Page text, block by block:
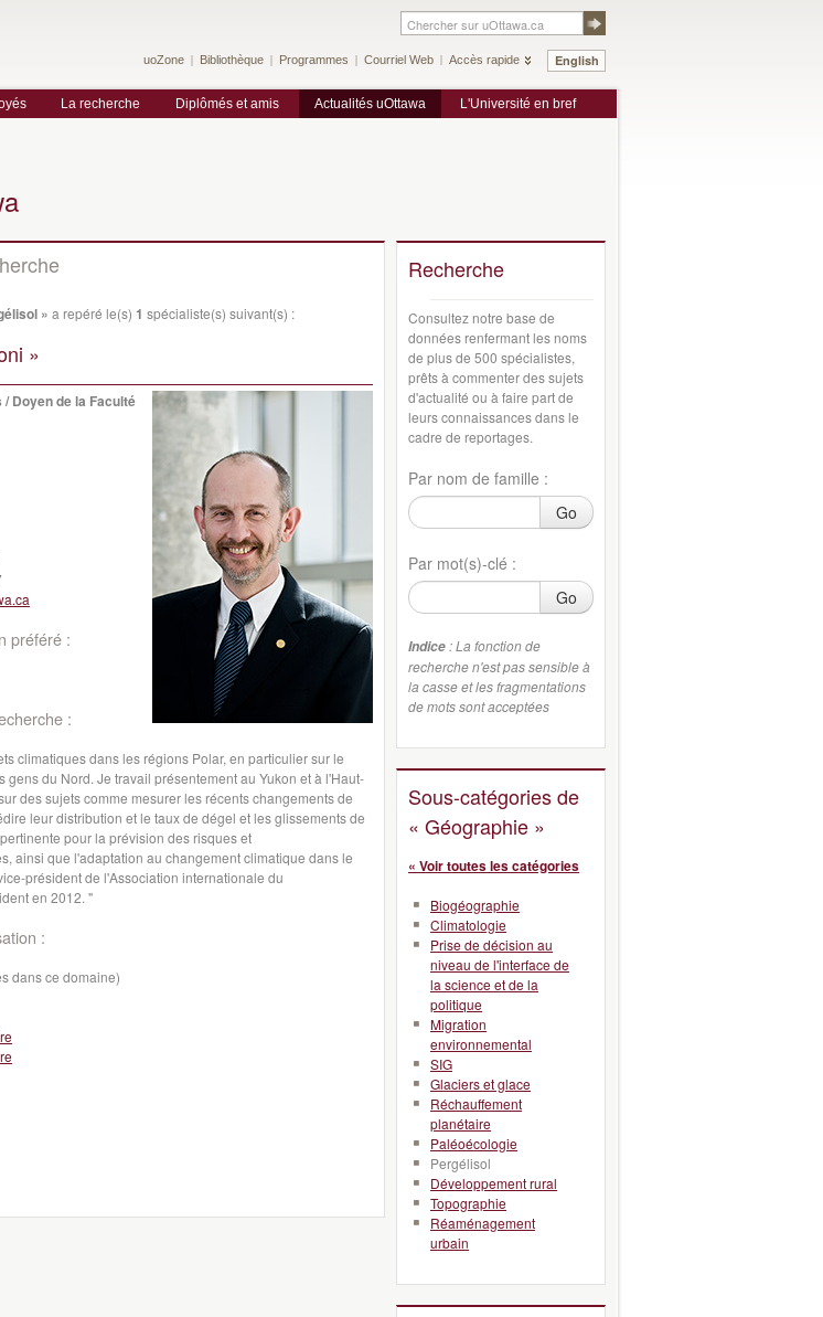
English
uoZone Bibliothèque Programmes Courriel Web Accès rapide
La recherche Diplômés et amis Actualités uOttawa L'Université en bref
» a repéré le(s) 1 spécialiste(s) suivant(s) :
»
Doyen de la Faculté
préféré :
:
climatiques dans les régions Polar, en particuliersur le
gens du Nord. Je travail présentement au Yukon et à l'Haut-
des sujets comme mesurer les récents changements de
leur distribution et le tauxde dégel et les glissements de
pertinente pour la prévision des risqueset
, ainsi que l'adaptation au changementclimatique dans le
président de l'Association internationale du
en 2012. "
:
dans ce domaine)
Recherche
Consultez notre base de
données renfermant les noms
de plus de 500 spécialistes,
prêts à commenter des sujets
d'actualité ou à faire part de
leurs connaissances dans le
cadre de reportages.
Par nom de famille :
Go
Par mot(s)-clé :
Go
Indice : La fonction de
recherche n'est pas sensible à
la casse et les fragmentations
de mots sont acceptées
Sous-catégories de
« Géographie »
« Voir toutes les catégories
Biogéographie
Climatologie
Prise de décision au
niveau de l'interface de
la science et de la
politique
Migration
environnemental
SIG
Glaciers et glace
Réchauffement
planétaire
Paléoécologie
Pergélisol
Développement rural
Topographie
Réaménagement
urbain